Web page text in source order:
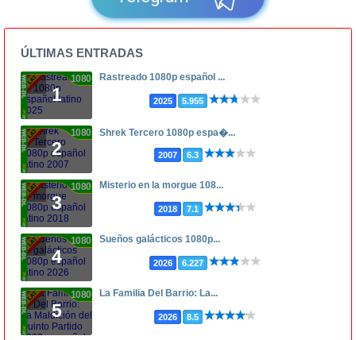
ÚLTIMAS ENTRADAS
1
1080p Rastreado 1080p español ...
2025 5.955
2
1080p Shrek Tercero 1080p espa�...
2007 6.3
3
1080p Misterio en la morgue 108...
2018 7.1
4
1080p Sueños galácticos 1080p...
2026 6.227
5
1080p La Familia Del Barrio: La...
2026 8.5